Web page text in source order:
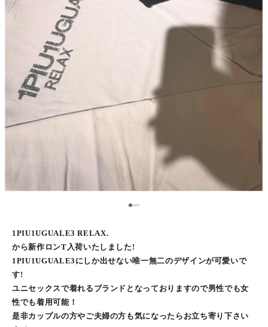
123
1PIU1UGUALE3 RELAX.
から新作ロンT入荷いたしました!
1PIU1UGUALE3にしか出せない唯一無二のデザインが可愛いで
す!
ユニセックスで着れるブランドとなっておりますので男性でも女
性でも着用可能！
是非カップルの方やご夫婦の方も気になったらお立ち寄り下さい